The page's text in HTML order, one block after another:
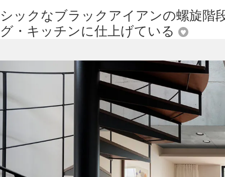
シックなブラックアイアンの螺旋階
グ・キッチンに仕上げている